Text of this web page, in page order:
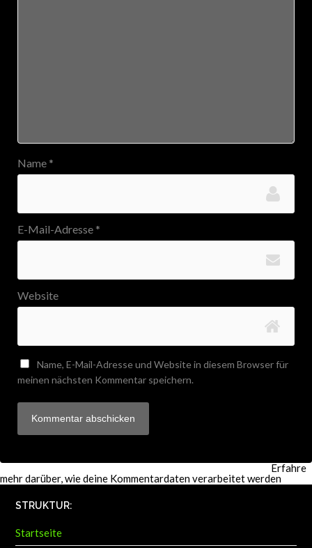
Name *
E-Mail-Adresse *
Website
Name, E-Mail-Adresse und Website in diesem Browser für
meinen nächsten Kommentar speichern.
Diese Website verwendet Akismet, um Spam zu reduzieren.Erfahre
mehr darüber, wie deine Kommentardaten verarbeitet werden.
STRUKTUR:
Startseite